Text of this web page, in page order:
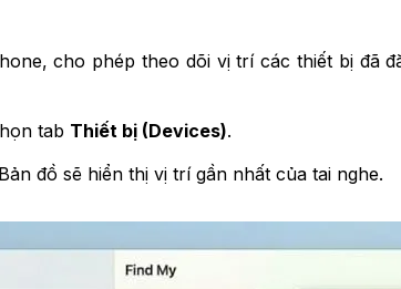
cho phép theo dõi vị trí các thiết bị đã
tab Thiết bị (Devices).
đồ sẽ hiển thị vị trí gần nhất của tai nghe.